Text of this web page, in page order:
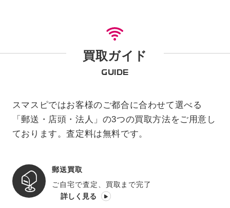
買取ガイド
GUIDE
スマスピではお客様のご都合に合わせて選べる
「郵送・店頭・法人」の3つの買取方法をご用意し
ております。査定料は無料です。
郵送買取
ご自宅で査定、買取まで完了
詳しく見る